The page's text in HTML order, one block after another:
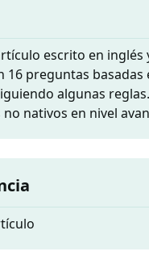
escrito en inglés
16 preguntas basadas
algunas
nativos en nivel